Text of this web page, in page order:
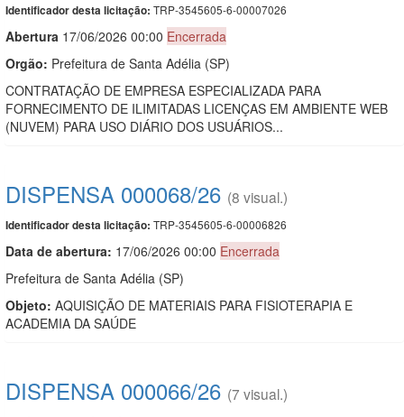
Identificador desta licitação: TRP-3545605-6-00007026
Abertura 17/06/2026 00:00 Encerrada
Orgão: Prefeitura de Santa Adélia (SP)
CONTRATAÇÃO DE EMPRESA ESPECIALIZADA PARA
FORNECIMENTO DE ILIMITADAS LICENÇAS EM AMBIENTE WEB
(NUVEM) PARA USO DIÁRIO DOS USUÁRIOS...
DISPENSA 000068/26 (8 visual.)
Identificador desta licitação: TRP-3545605-6-00006826
Data de abertura: 17/06/2026 00:00 Encerrada
Prefeitura de Santa Adélia (SP)
Objeto: AQUISIÇÃO DE MATERIAIS PARA FISIOTERAPIA E
ACADEMIA DA SAÚDE
DISPENSA 000066/26 (7 visual.)